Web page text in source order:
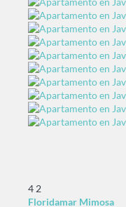
4 2
Floridamar Mimosa